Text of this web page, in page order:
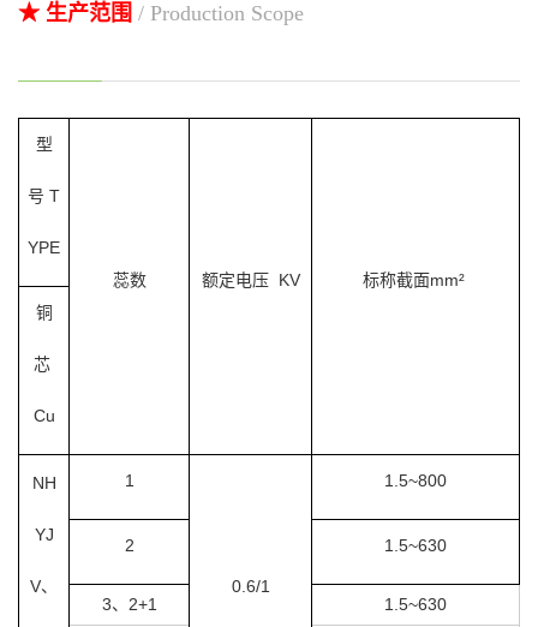
★ 生产范围 / Production Scope
型
号 T
YPE
蕊数
额定电压 KV 标称截面mm²
铜
芯
Cu
NH
YJ
V、
1
0.6/1
1.5~800
2 1.5~630
3、2+1 1.5~630